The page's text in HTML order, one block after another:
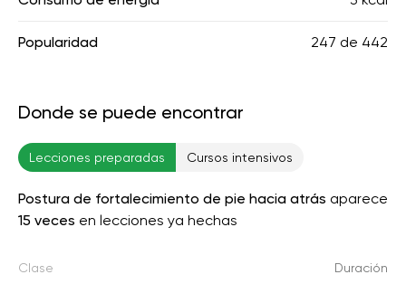
Popularidad 247 de 442
Donde se puede encontrar
Lecciones preparadas Cursos intensivos
Postura de fortalecimiento de pie hacia atrás aparece
15 veces en lecciones ya hechas
Clase Duración